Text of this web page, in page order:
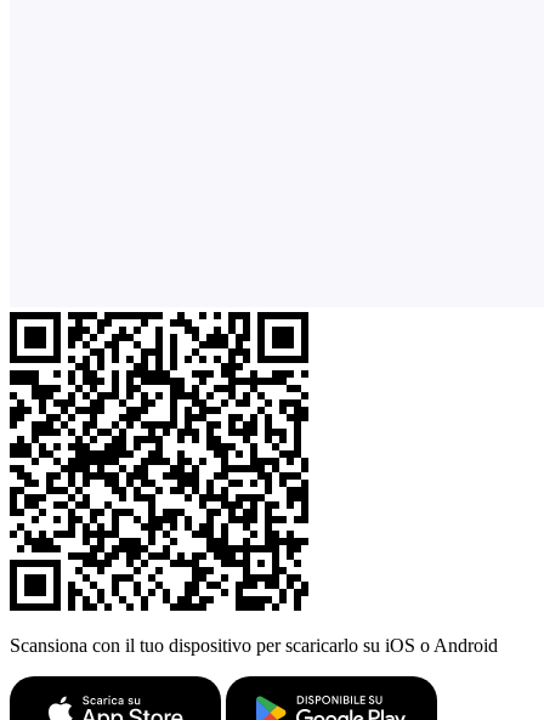
Scansiona con il tuo dispositivo per scaricarlo su iOS o Android